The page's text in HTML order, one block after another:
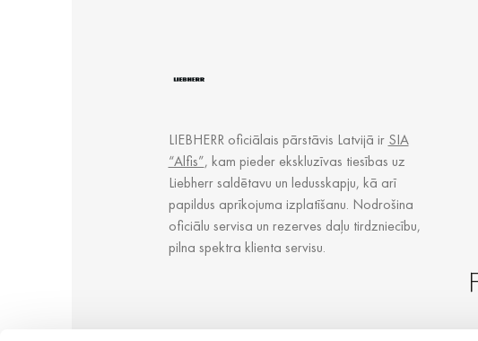
LIEBHERR oficiālais pārstāvis Latvijā ir SIA
“Alfis”, kam pieder ekskluzīvas tiesības uz
Liebherr saldētavu un ledusskapju, kā arī
papildus aprīkojuma izplatīšanu. Nodrošina
oficiālu servisa un rezerves daļu tirdzniecību,
pilna spektra klienta servisu.